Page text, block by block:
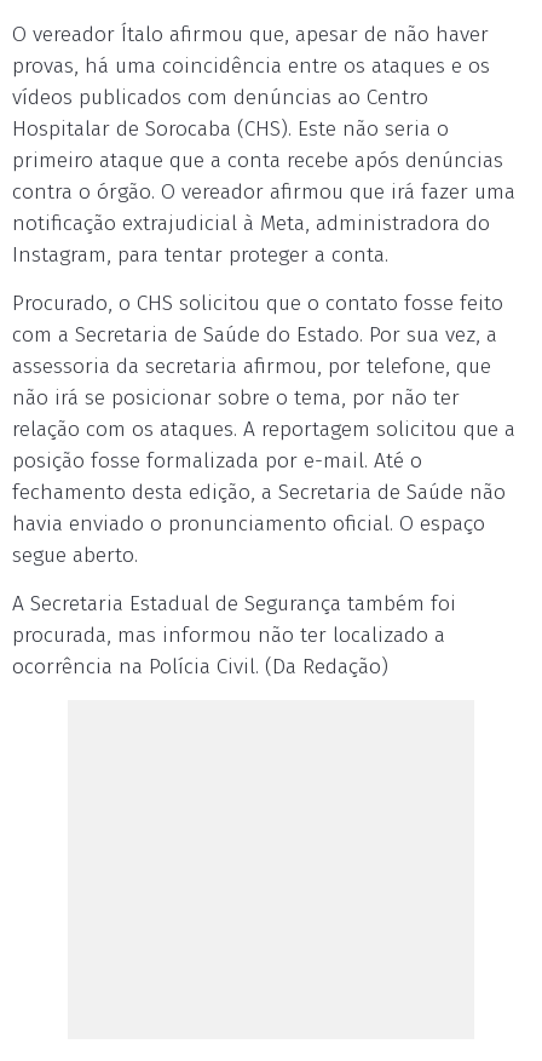
O vereador Ítalo afirmou que, apesar de não haver
provas, há uma coincidência entre os ataques e os
vídeos publicados com denúncias ao Centro
Hospitalar de Sorocaba (CHS). Este não seria o
primeiro ataque que a conta recebe após denúncias
contra o órgão. O vereador afirmou que irá fazer uma
notificação extrajudicial à Meta, administradora do
Instagram, para tentar proteger a conta.
Procurado, o CHS solicitou que o contato fosse feito
com a Secretaria de Saúde do Estado. Por sua vez, a
assessoria da secretaria afirmou, por telefone, que
não irá se posicionar sobre o tema, por não ter
relação com os ataques. A reportagem solicitou que a
posição fosse formalizada por e-mail. Até o
fechamento desta edição, a Secretaria de Saúde não
havia enviado o pronunciamento oficial. O espaço
segue aberto.
A Secretaria Estadual de Segurança também foi
procurada, mas informou não ter localizado a
ocorrência na Polícia Civil. (Da Redação)